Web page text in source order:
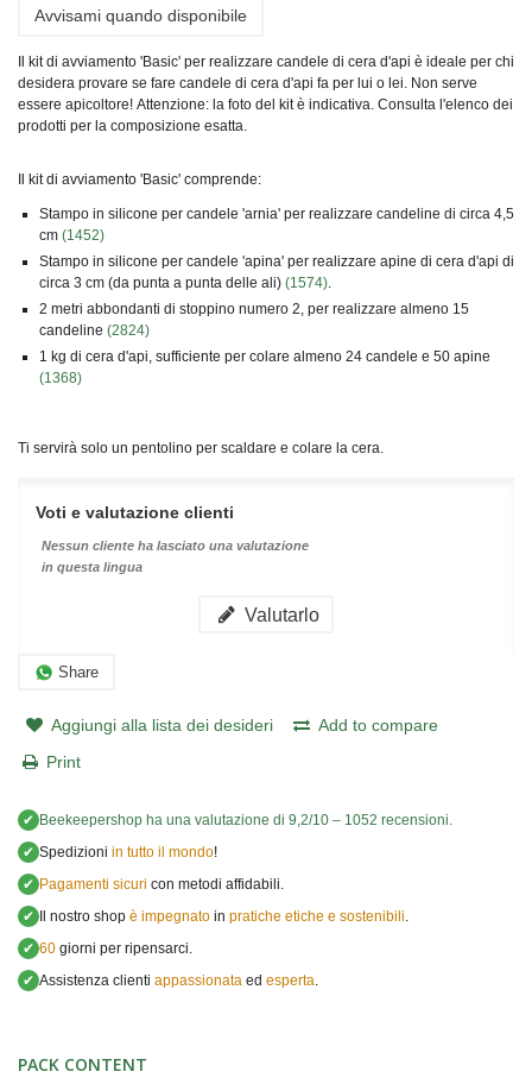
Avvisami quando disponibile
Il kit di avviamento 'Basic' per realizzare candele di cera d'api è ideale per chi
desidera provare se fare candele di cera d'api fa per lui o lei. Non serve
essere apicoltore! Attenzione: la foto del kit è indicativa. Consulta l'elenco dei
prodotti per la composizione esatta.
Il kit di avviamento 'Basic' comprende:
Stampo in silicone per candele 'arnia' per realizzare candeline di circa 4,5
cm (1452)
Stampo in silicone per candele 'apina' per realizzare apine di cera d'api di
circa 3 cm (da punta a punta delle ali) (1574).
2 metri abbondanti di stoppino numero 2, per realizzare almeno 15
candeline (2824)
1 kg di cera d'api, sufficiente per colare almeno 24 candele e 50 apine
(1368)
Ti servirà solo un pentolino per scaldare e colare la cera.
Voti e valutazione clienti
Nessun cliente ha lasciato una valutazione
in questa lingua
Valutarlo
Share
Aggiungi alla lista dei desideri
Add to compare
Print
✔ Beekeepershop ha una valutazione di 9,2/10 – 1052 recensioni.
✔ Spedizioni in tutto il mondo!
✔ Pagamenti sicuri con metodi affidabili.
✔
Il nostro shop è impegnato in pratiche etiche e sostenibili.
✔ 60 giorni per ripensarci.
✔ Assistenza clienti appassionata ed esperta.
PACK CONTENT